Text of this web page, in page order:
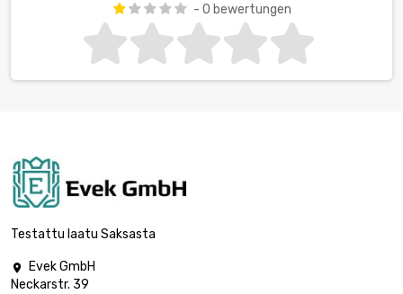
- 0 bewertungen
Testattu laatu Saksasta

Evek GmbH
Neckarstr. 39